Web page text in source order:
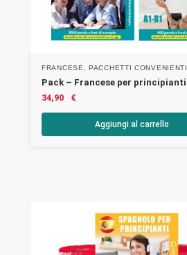
FRANCESE,PACCHETTI CONVENIENTI
Pack – Francese per principianti
34,90 €
Aggiungi al carrello